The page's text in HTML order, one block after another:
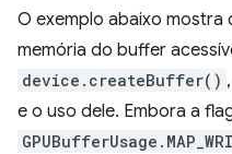
O exemplo abaixo
memória do buffer
device.createBuffer()
e o uso dele. Embora a